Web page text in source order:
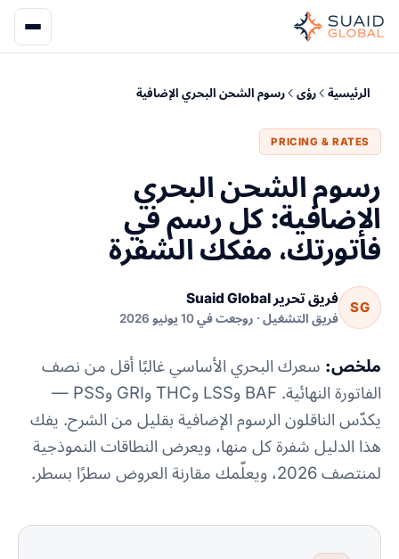
الرئيسية رؤى رسوم الشحن البحري الإضافية
PRICING & RATES
رسوم الشحن البحري
الإضافية: كل رسم في
فاتورتك، مفكك الشفرة
SG
فريق تحرير Suaid Global
فريق التشغيل · روجعت في 10 يونيو 2026
ملخص: سعرك البحري الأساسي غالبًا أقل من نصف
الفاتورة النهائية. BAF وLSS وTHC وGRI وPSS —
يكدّس الناقلون الرسوم الإضافية بقليل من الشرح. يفك
هذا الدليل شفرة كل منها، ويعرض النطاقات النموذجية
لمنتصف 2026، ويعلّمك مقارنة العروض سطرًا بسطر.